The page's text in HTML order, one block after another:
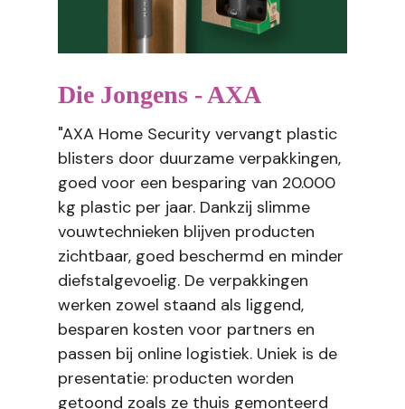
Die Jongens - AXA
"AXA Home Security vervangt plastic
blisters door duurzame verpakkingen,
goed voor een besparing van 20.000
kg plastic per jaar. Dankzij slimme
vouwtechnieken blijven producten
zichtbaar, goed beschermd en minder
diefstalgevoelig. De verpakkingen
werken zowel staand als liggend,
besparen kosten voor partners en
passen bij online logistiek. Uniek is de
presentatie: producten worden
getoond zoals ze thuis gemonteerd